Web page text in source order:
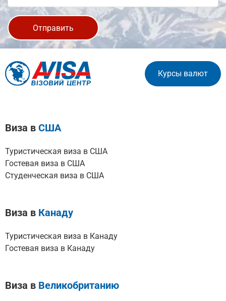
Отправить
Курсы валют
Виза в США
Туристическая виза в США
Гостевая виза в США
Студенческая виза в США
Виза в Канаду
Туристическая виза в Канаду
Гостевая виза в Канаду
Виза в Великобританию